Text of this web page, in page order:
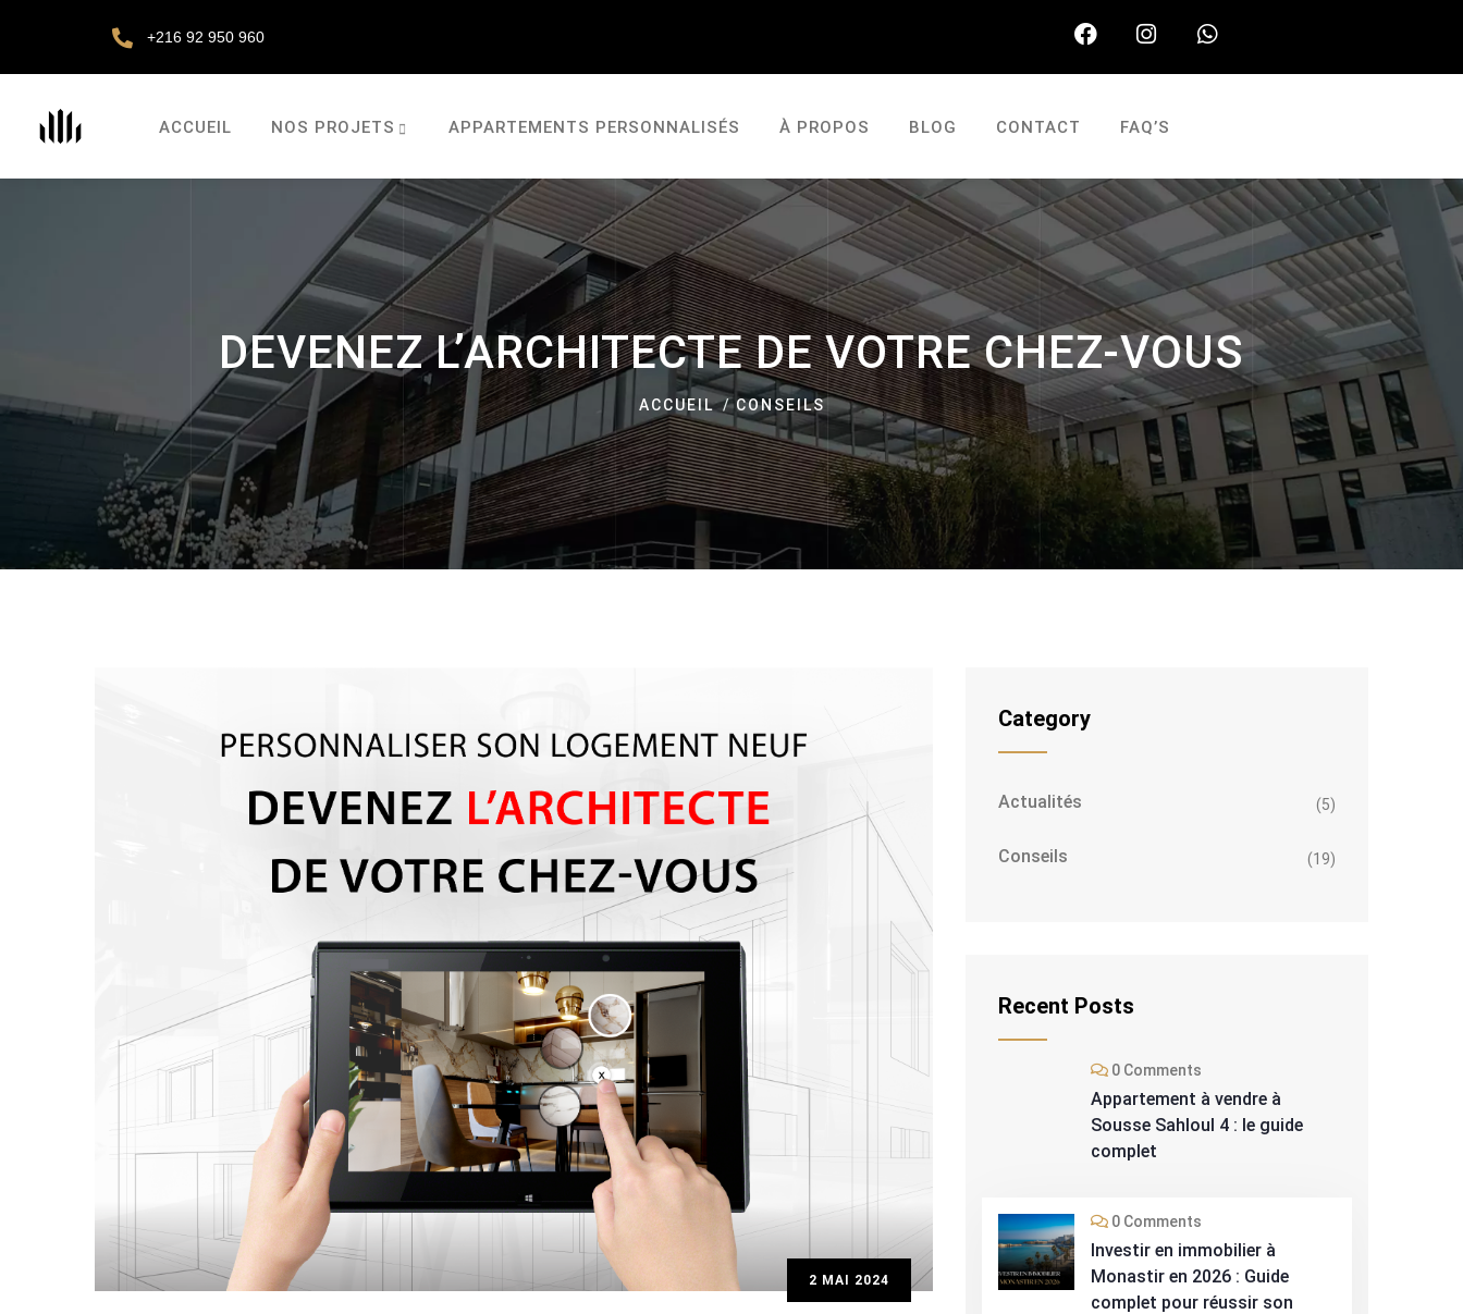
+216 92 950 960
ACCUEIL NOS PROJETS APPARTEMENTS PERSONNALISÉS À PROPOS BLOG CONTACT FAQ’S
DEVENEZ L’ARCHITECTE DE VOTRE CHEZ-VOUS
ACCUEIL CONSEILS
2 MAI 2024
Category
Actualités (5)
Conseils (19)
Recent Posts
0 Comments
Appartement à vendre à
Sousse Sahloul 4 : le guide
complet
0 Comments
Investir en immobilier à
Monastir en 2026 : Guide
complet pour réussir son